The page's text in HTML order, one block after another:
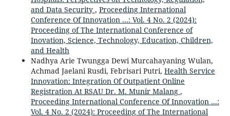
and Data Security , Proceeding International
Conference Of Innovation ...: Vol. 4 No. 2 (2024):
Proceeding of The International Conference of
Inovation, Science, Technology, Education, Children,
and Health
Nadhya Arie Twungga Dewi Murcahayaning Wulan,
Achmad Jaelani Rusdi, Febrisari Putri, Health Service
Innovation: Integration Of Outpatient Online
Registration At RSAU Dr. M. Munir Malang ,
Proceeding International Conference Of Innovation ...:
Vol. 4 No. 2 (2024): Proceeding of The International